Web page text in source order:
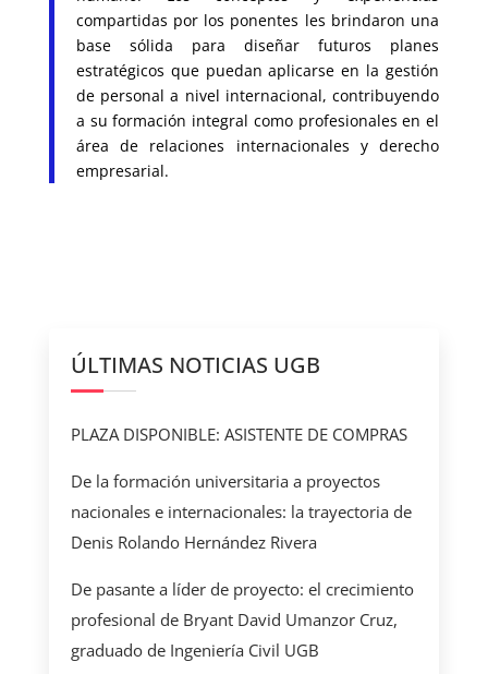
compartidas por los ponentes les brindaron una
base sólida para diseñar futuros planes
estratégicos que puedan aplicarse en la gestión
de personal a nivel internacional, contribuyendo
a su formación integral como profesionales en el
área de relaciones internacionales y derecho
empresarial.
ÚLTIMAS NOTICIAS UGB
PLAZA DISPONIBLE: ASISTENTE DE COMPRAS
De la formación universitaria a proyectos
nacionales e internacionales: la trayectoria de
Denis Rolando Hernández Rivera
De pasante a líder de proyecto: el crecimiento
profesional de Bryant David Umanzor Cruz,
graduado de Ingeniería Civil UGB